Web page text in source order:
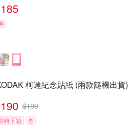
185
柯達紀念貼紙 (兩款隨機出貨)
190 $199
時下殺 券